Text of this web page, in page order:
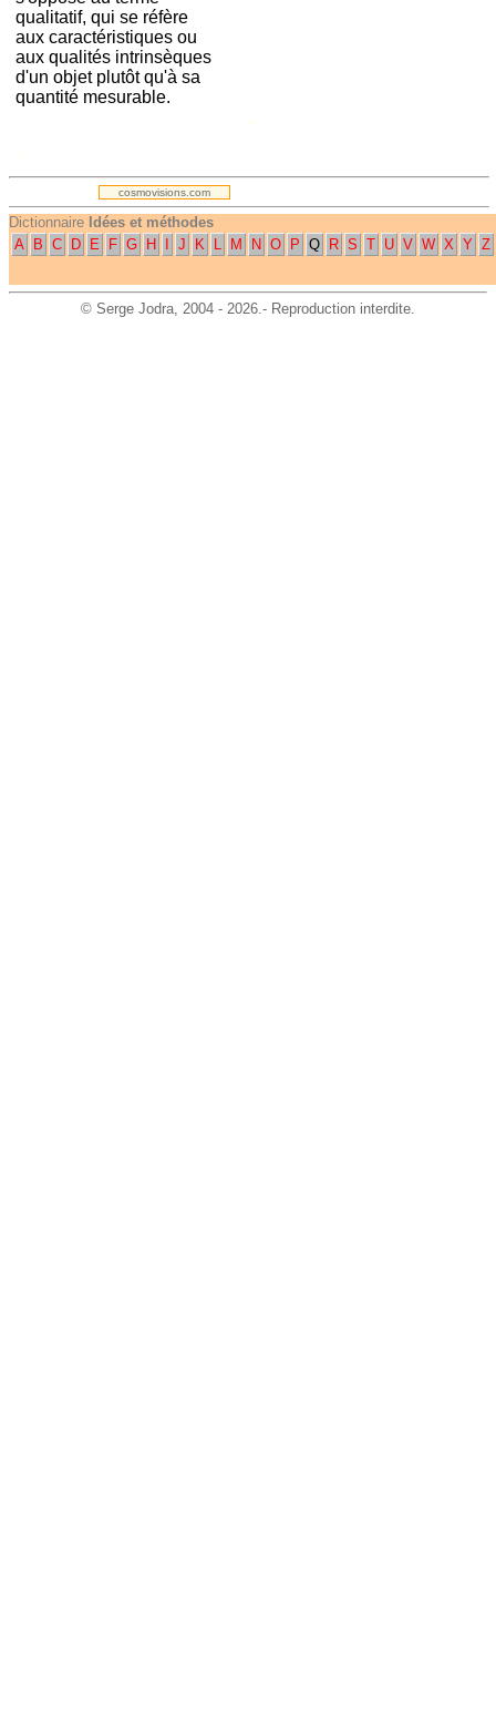
qualitatif, qui se réfère
aux caractéristiques ou
aux qualités intrinsèques
d'un objet plutôt qu'à sa
quantité mesurable.
.--
.
cosmovisions.com
Dictionnaire Idées et méthodes
A
B C D E F G H J K L M N O P Q R S T U V W X Y Z
© Serge Jodra, 2004 - 2026.- Reproduction interdite.